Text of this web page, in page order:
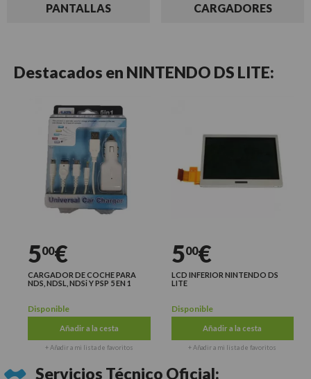
PANTALLAS CARGADORES
Destacados en NINTENDO DS LITE:
500€
CARGADOR DE COCHE PARA
NDS, NDSL, NDSi Y PSP 5 EN 1
Disponible
Añadir a la cesta
+ Añadir a mi lista de favoritos
500€
LCD INFERIOR NINTENDO DS
LITE
Disponible
Añadir a la cesta
+ Añadir a mi lista de favoritos
Servicios Técnico Oficial: